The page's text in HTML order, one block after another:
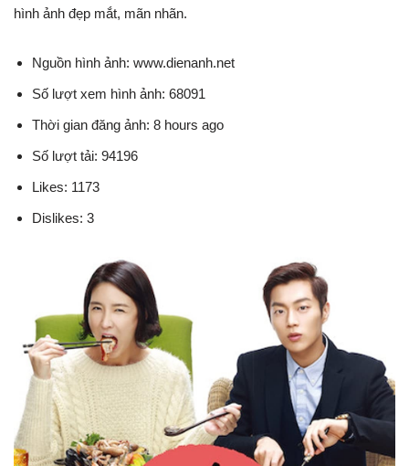
hình ảnh đẹp mắt, mãn nhãn.
Nguồn hình ảnh: www.dienanh.net
Số lượt xem hình ảnh: 68091
Thời gian đăng ảnh: 8 hours ago
Số lượt tải: 94196
Likes: 1173
Dislikes: 3